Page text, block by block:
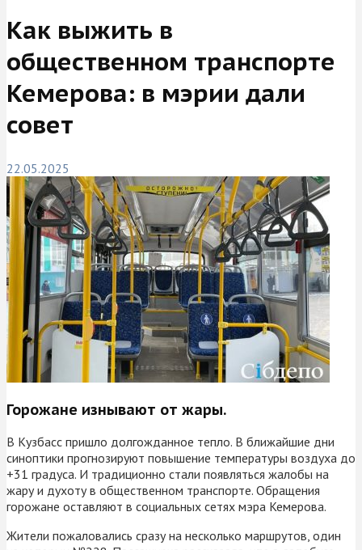
Как выжить в
общественном транспорте
Кемерова: в мэрии дали
совет
22.05.2025
Горожане изнывают от жары.
В Кузбасс пришло долгожданное тепло. В ближайшие дни
синоптики прогнозируют повышение температуры воздуха до
+31 градуса. И традиционно стали появляться жалобы на
жару и духоту в общественном транспорте. Обращения
горожане оставляют в социальных сетях мэра Кемерова.
Жители пожаловались сразу на несколько маршрутов, один